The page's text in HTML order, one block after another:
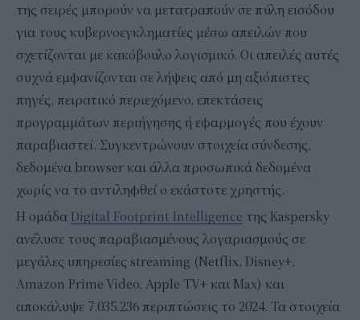
της σειρές μπορούν να μετατραπούν σε πύλη εισόδου
για τους κυβερνοεγκληματίες μέσω απειλών που
σχετίζονται με κακόβουλο λογισμικό. Οι απειλές αυτές
συχνά εμφανίζονται σε λήψεις από μη αξιόπιστες
πηγές, πειρατικό περιεχόμενο, επεκτάσεις
προγραμμάτων περιήγησης ή εφαρμογές που έχουν
παραβιαστεί. Συγκεντρώνουν στοιχεία σύνδεσης,
δεδομένα browser και άλλα προσωπικά δεδομένα
χωρίς να το αντιληφθεί ο εκάστοτε χρηστής.
Η ομάδα Digital Footprint Intelligence της Kaspersky
ανέλυσε τους παραβιασμένους λογαριασμούς σε
μεγάλες υπηρεσίες streaming (Netflix, Disney+,
Amazon Prime Video, Apple TV+ και Max) και
αποκάλυψε 7.035.236 περιπτώσεις το 2024. Τα στοιχεία